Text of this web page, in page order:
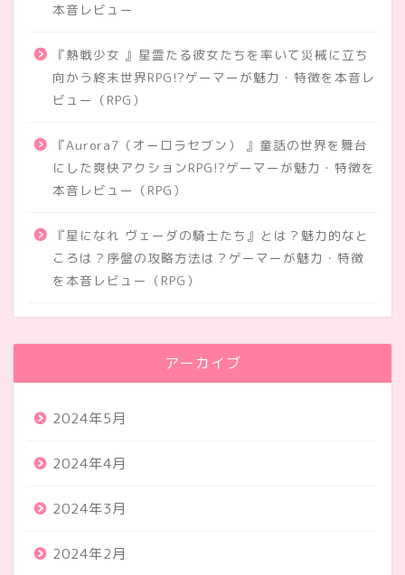
本音レビュー
『熱戦少女 』星霊たる彼女たちを率いて災械に立ち
向かう終末世界RPG!?ゲーマーが魅力・特徴を本音レ
ビュー（RPG）
『Aurora7（オーロラセブン） 』童話の世界を舞台
にした爽快アクションRPG!?ゲーマーが魅力・特徴を
本音レビュー（RPG）
『星になれ ヴェーダの騎士たち』とは？魅力的なと
ころは？序盤の攻略方法は？ゲーマーが魅力・特徴
を本音レビュー（RPG）
アーカイブ
2024年5月
2024年4月
2024年3月
2024年2月